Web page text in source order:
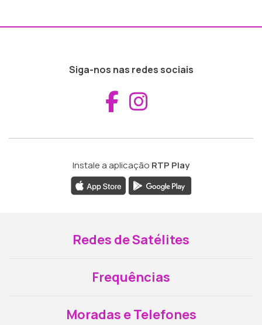
Siga-nos nas redes sociais
Aceder ao
Instale a aplicação RTP Play
Redes de Satélites
Frequências
Moradas e Telefones